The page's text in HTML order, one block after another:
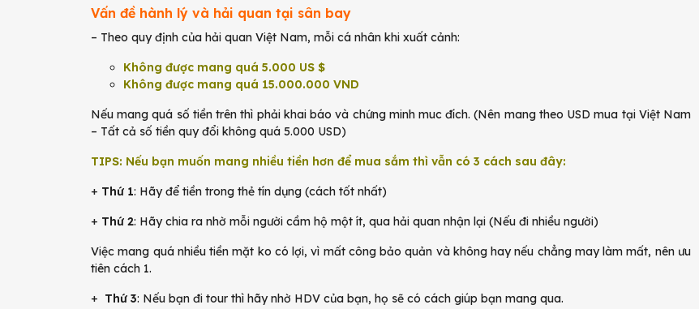
Vấn đề hành lý và hải quan tại sân bay
– Theo quy định của hải quan Việt Nam, mỗi cá nhân khi xuất cảnh:
Không được mang quá 5.000 US $
Không được mang quá 15.000.000 VND
Nếu mang quá số tiền trên thì phải khai báo và chứng minh muc đích. (Nên mang theo USD mua tại Việt Nam
– Tất cả số tiền quy đổi không quá 5.000 USD)
TIPS: Nếu bạn muốn mang nhiều tiền hơn để mua sắm thì vẫn có 3 cách sau đây:
+ Thứ 1: Hãy để tiền trong thẻ tín dụng (cách tốt nhất)
+ Thứ 2: Hãy chia ra nhờ mỗi người cầm hộ một ít, qua hải quan nhận lại (Nếu đi nhiều người)
Việc mang quá nhiều tiền mặt ko có lợi, vì mất công bảo quản và không hay nếu chẳng may làm mất, nên ưu
tiên cách 1.
+ Thứ 3: Nếu bạn đi tour thì hãy nhờ HDV của bạn, họ sẽ có cách giúp bạn mang qua.